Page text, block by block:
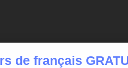
de français